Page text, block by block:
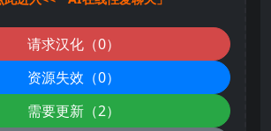
请求汉化（0）
资源失效（0）
需要更新（2）